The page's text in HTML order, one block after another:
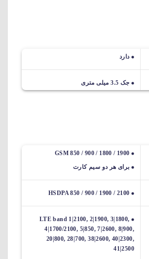
دارد
جک 3.5 میلی متری
GSM 850 / 900 / 1800 / 1900
برای هر دو سیم کارت
HSDPA 850 / 900 / 1900 / 2100
LTE band 1|2100, 2|1900, 3|1800,
4|1700/2100, 5|850, 7|2600, 8|900,
20|800, 28|700, 38|2600, 40|2300,
41|2500